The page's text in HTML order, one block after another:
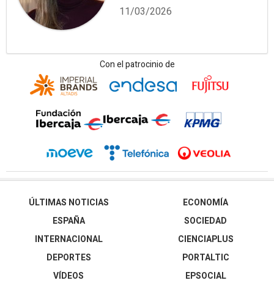
11/03/2026
Con el patrocinio de
ÚLTIMAS NOTICIAS
ESPAÑA
INTERNACIONAL
DEPORTES
VÍDEOS
ECONOMÍA
SOCIEDAD
CIENCIAPLUS
PORTALTIC
EPSOCIAL